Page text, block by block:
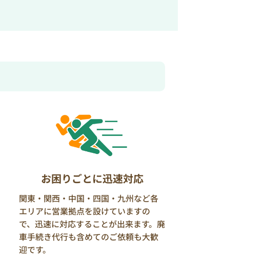
お困りごとに迅速対応
関東・関西・中国・四国・九州など各
エリアに営業拠点を設けていますの
で、迅速に対応することが出来ます。廃
車手続き代行も含めてのご依頼も大歓
迎です。